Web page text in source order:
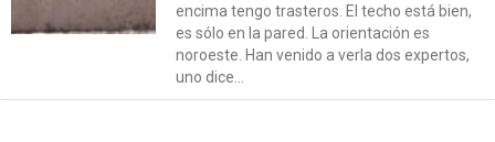
encima tengo trasteros. El techo está bien,
es sólo en la pared. La orientación es
noroeste. Han venido a verla dos expertos,
uno dice...